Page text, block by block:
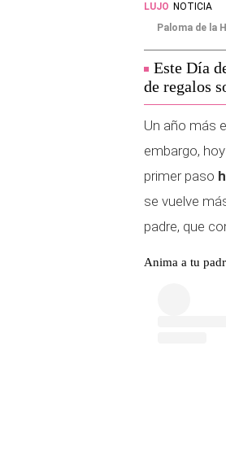
LUJO NOTICIA
Paloma de la
Este Día
de regalos
Un año más
embargo,
primer paso
se vuelve
padre, que
Anima a tu